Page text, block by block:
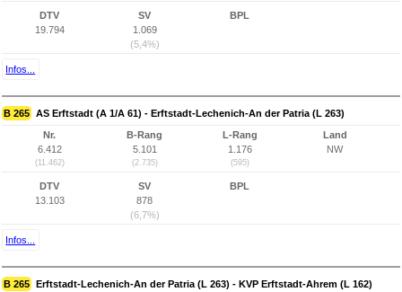
DTV
19.794
SV
1.069
(5,4%)
BPL
Infos...
B 265 AS Erftstadt (A 1/A 61) - Erftstadt-Lechenich-An der Patria (L 263)
Nr.
6.412
(11.462)
B-Rang
5.101
(2.735)
L-Rang
1.176
(595)
Land
NW
DTV
13.103
SV
878
(6,7%)
BPL
Infos...
B 265 Erftstadt-Lechenich-An der Patria (L 263) - KVP Erftstadt-Ahrem (L 162)